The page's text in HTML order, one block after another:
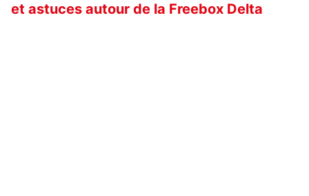
et astuces autour de la Freebox Delta